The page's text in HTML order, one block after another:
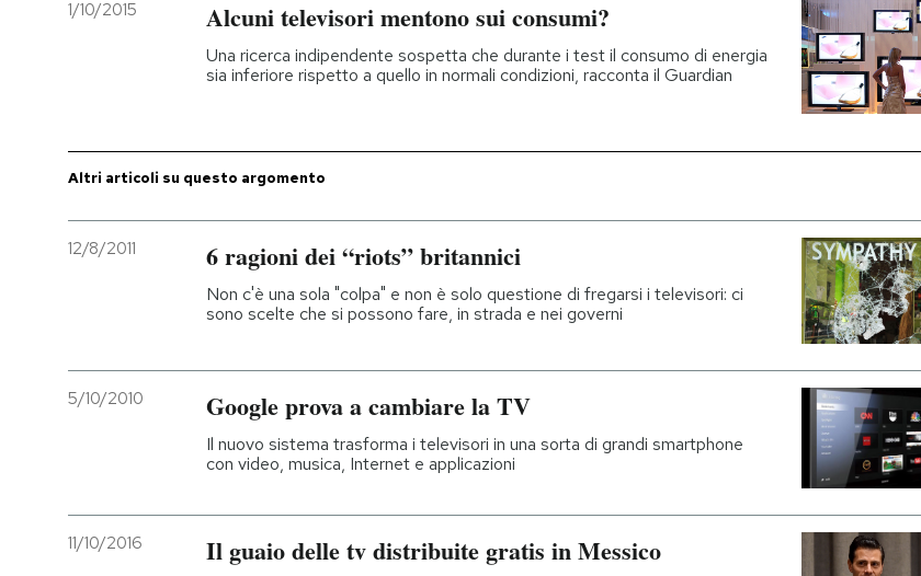
Entra
1/10/2015 Alcuni televisori mentono sui consumi?
Una ricerca indipendente sospetta che durante i test il consumo di energia
sia inferiore rispetto a quello in normali condizioni, racconta il Guardian
Altri articoli su questo argomento
12/8/2011 6 ragioni dei “riots” britannici
Non c'è una sola "colpa" e non è solo questione di fregarsi i televisori: ci
sono scelte che si possono fare, in strada e nei governi
5/10/2010 Google prova a cambiare la TV
Il nuovo sistema trasforma i televisori in una sorta di grandi smartphone
con video, musica, Internet e applicazioni
11/10/2016 Il guaio delle tv distribuite gratis in Messico